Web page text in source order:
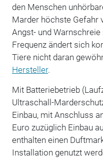
den Menschen
Marder höchste Gefahr
Angst- und
Frequenz ändert sich
Tiere nicht daran
Hersteller.
Mit Batteriebetrieb
Ultraschall-
Einbau, mit Anschluss
Euro zuzüglich Einbau
enthalten einen
Installation genutzt